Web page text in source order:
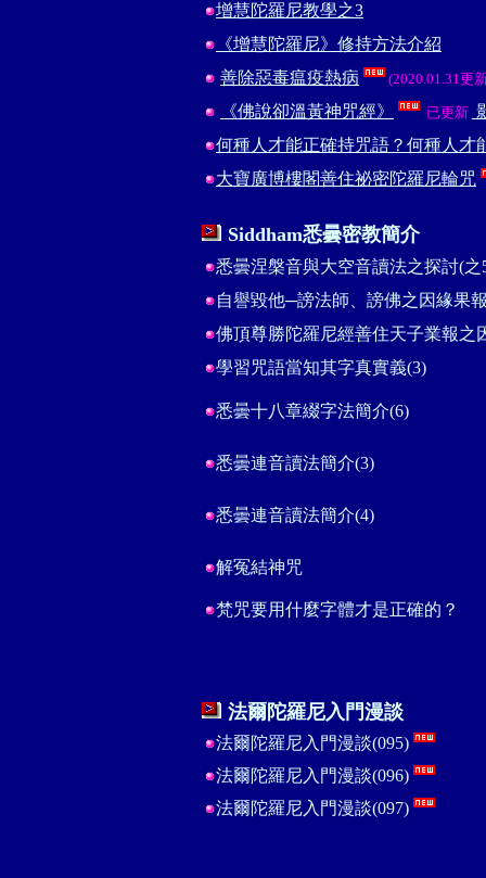
增慧陀羅尼教學之3
《增慧陀羅尼》修持方法介紹
善除惡毒瘟疫熱病
(2020.01.31更
《佛說卻溫黃神咒經》 已更新
何種人才能正確持咒語？何種人才
大寶廣博樓閣善住祕密陀羅尼輪咒
Siddham悉曇密教簡介
悉曇涅槃音與大空音讀法之探討(之
自譽毀他─謗法師、謗佛之因緣果
佛頂尊勝陀羅尼經善住天子業報之
學習咒語當知其字真實義(3)
悉曇十八章綴字法簡介(6)
悉曇連音讀法簡介(3)
悉曇連音讀法簡介(4)
解冤結神咒
梵咒要用什麼字體才是正確的？
法爾陀羅尼入門漫談
法爾陀羅尼入門漫談(095)
法爾陀羅尼入門漫談(096)
法爾陀羅尼入門漫談(097)